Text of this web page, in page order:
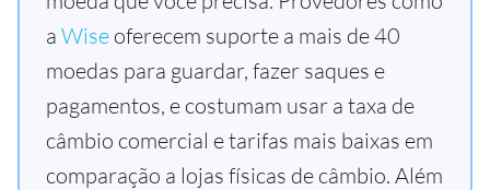
a Wise oferecem suporte a mais de 40
moedas para guardar, fazer saques e
pagamentos, e costumam usar a taxa de
câmbio comercial e tarifas mais baixas em
comparação a lojas físicas de câmbio. Além